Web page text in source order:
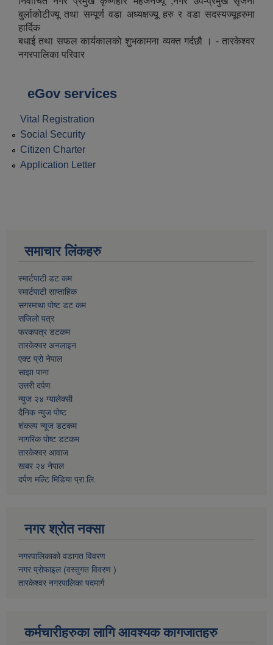
बुर्लाकोटीज्यू तथा सम्पूर्ण वडा अध्यक्षज्यू हरु र वडा सदस्यज्यूहरुमा
हार्दिक
बधाई तथा सफल कार्यकालकाे शुभकामना व्यक्त गर्दछौ । - तारकेश्वर
नगरपालिका परिवार
eGov services
Vital Registration
Social Security
Citizen Charter
Application Letter
समाचार लिंकहरु
स्मार्टपाटी डट कम
स्मार्टपाटी साप्ताहिक
सगरमाथा पोष्ट डट कम
सजिलो पत्र
फरकपत्र डटकम
तारकेश्वर अनलाइन
एक्ट प्रो नेपाल
साझा पाना
उत्तरी दर्पण
न्युज २४ ग्यालेक्सी
दैनिक न्युज पोष्ट
शंकल्प न्यूज डटकम
नागरिक पोष्ट डटकम
तारकेश्वर आवाज
खबर २४ नेपाल
दर्पण मल्टि मिडिया प्रा.लि.
नगर श्रोत नक्सा
नगरपालिकाको वडागत विवरण
नगर प्रोफाइल (वस्तुगत विवरण )
तारकेश्वर नगरपालिका पदमार्ग
कर्मचारीहरुका लागि आवश्यक कागजातहरु